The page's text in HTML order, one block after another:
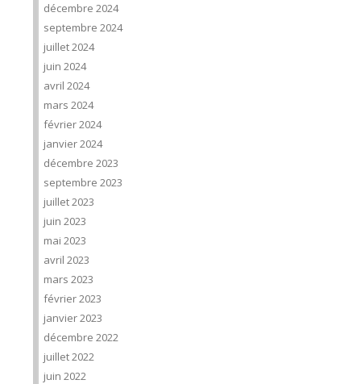
décembre 2024
septembre 2024
juillet 2024
juin 2024
avril 2024
mars 2024
février 2024
janvier 2024
décembre 2023
septembre 2023
juillet 2023
juin 2023
mai 2023
avril 2023
mars 2023
février 2023
janvier 2023
décembre 2022
juillet 2022
juin 2022